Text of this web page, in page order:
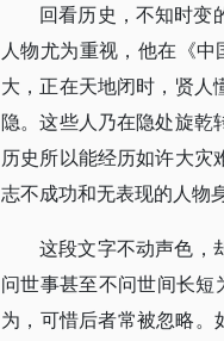
回看历史，不知时变
人物尤为重视，他在《
大，正在天地闭时，贤人
隐。这些人乃在隐处旋乾
历史所以能经历如许大灾
志不成功和无表现的人物
这段文字不动声色，
问世事甚至不问世间长短
为，可惜后者常被忽略。